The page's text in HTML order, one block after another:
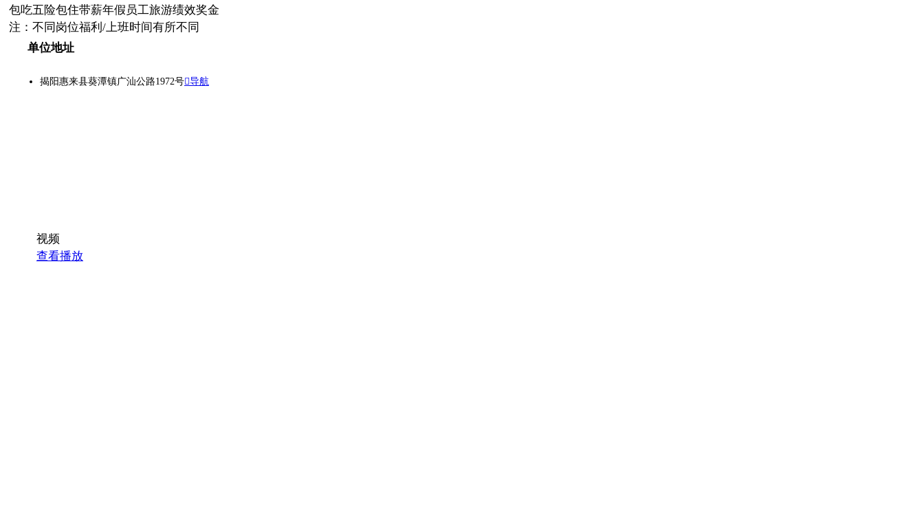
包吃五险包住带薪年假 员工旅游绩效奖金
注：不同岗位福利/上班时间有所不同
单位地址
揭阳惠来县葵潭镇广汕公路1972号导航
视频
查看播放